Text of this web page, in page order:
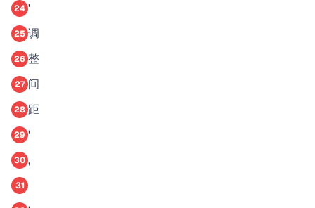
24 '
25 调
26 整
27 间
28 距
29 '
30 ,
31